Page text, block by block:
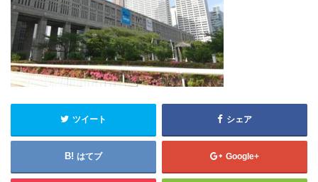
ツイート シェア
はてブ Google+